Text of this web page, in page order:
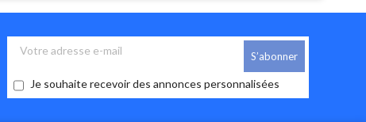
Je souhaite recevoir des annonces personnalisées